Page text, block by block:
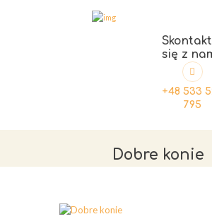
się z
+48 533
795
Dobre konie